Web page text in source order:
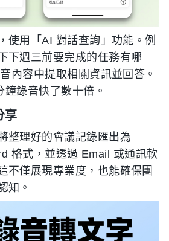
使用「AI 對話查詢」功能。例
下週三前要完成的任務有哪
內容中提取相關資訊並回答。
錄音快了數十倍。
享
整理好的會議記錄匯出為
格式，並透過 Email 或通訊軟
不僅展現專業度，也能確保團
知。